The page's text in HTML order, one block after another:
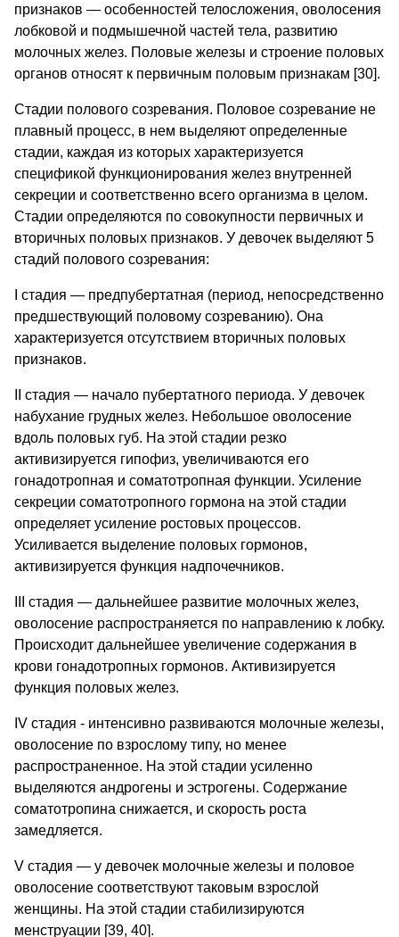
признаков — особенностей телосложения, оволосения
лобковой и подмышечной частей тела, развитию
молочных желез. Половые железы и строение половых
органов относят к первичным половым признакам [30].
Стадии полового созревания. Половое созревание не
плавный процесс, в нем выделяют определенные
стадии, каждая из которых характеризуется
спецификой функционирования желез внутренней
секреции и соответственно всего организма в целом.
Стадии определяются по совокупности первичных и
вторичных половых признаков. У девочек выделяют 5
стадий полового созревания:
I стадия — предпубертатная (период, непосредственно
предшествующий половому созреванию). Она
характеризуется отсутствием вторичных половых
признаков.
II стадия — начало пубертатного периода. У девочек
набухание грудных желез. Небольшое оволосение
вдоль половых губ. На этой стадии резко
активизируется гипофиз, увеличиваются его
гонадотропная и соматотропная функции. Усиление
секреции соматотропного гормона на этой стадии
определяет усиление ростовых процессов.
Усиливается выделение половых гормонов,
активизируется функция надпочечников.
III стадия — дальнейшее развитие молочных желез,
оволосение распространяется по направлению к лобку.
Происходит дальнейшее увеличение содержания в
крови гонадотропных гормонов. Активизируется
функция половых желез.
IV стадия - интенсивно развиваются молочные железы,
оволосение по взрослому типу, но менее
распространенное. На этой стадии усиленно
выделяются андрогены и эстрогены. Содержание
соматотропина снижается, и скорость роста
замедляется.
V стадия — у девочек молочные железы и половое
оволосение соответствуют таковым взрослой
женщины. На этой стадии стабилизируются
менструации [39, 40].